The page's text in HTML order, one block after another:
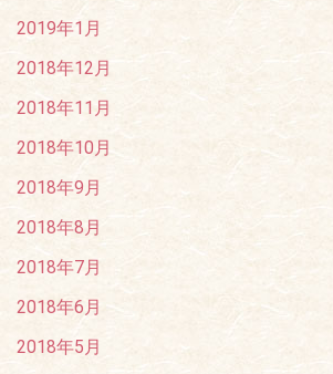
2019年1月
2018年12月
2018年11月
2018年10月
2018年9月
2018年8月
2018年7月
2018年6月
2018年5月